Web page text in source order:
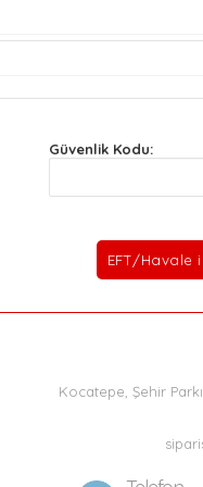
Güvenlik Kodu:
Kocatepe, Şehir